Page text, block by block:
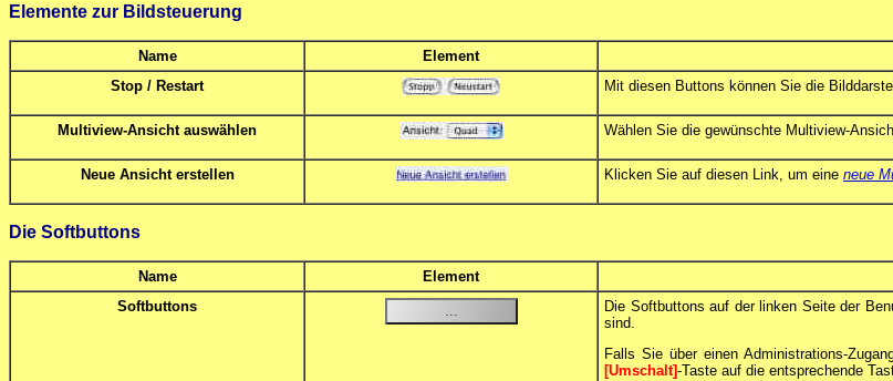
Elemente zur Bildsteuerung
Name Element
Stop / Restart
Mit diesen Buttons können Sie die
Multiview-Ansicht auswählen Wählen Sie die gewünschte Multiview-
Neue Ansicht erstellen Klicken Sie auf diesen Link, um eine neue
Die Softbuttons
Name Element
Softbuttons
Die Softbuttons auf der linken Seite der
sind.
Falls Sie über einen Administrations-
[Umschalt]-Taste auf die entsprechende